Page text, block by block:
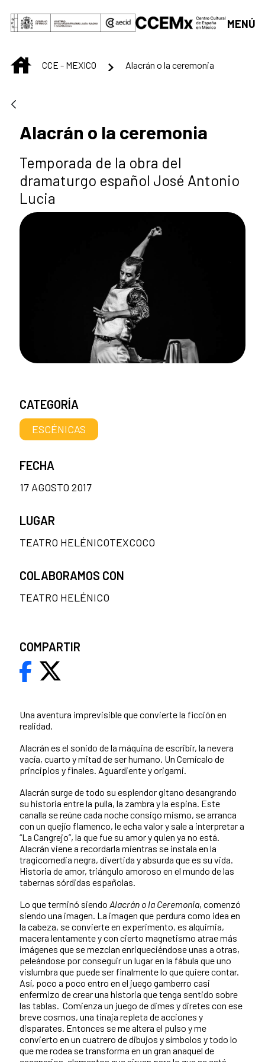
Saltar al contenido principal
MENÚ
INICIOCCE - MEXICO Alacrán o la ceremonia
Alacrán o la ceremonia
Temporada de la obra del
dramaturgo español José Antonio
Lucia
Una aventura imprevisible que convierte la ficción en
realidad.
Alacrán es el sonido de la máquina de escribir, la nevera
vacía, cuarto y mitad de ser humano. Un Cernícalo de
principios y finales. Aguardiente y origami.
Alacrán surge de todo su esplendor gitano desangrando
su historia entre la pulla, la zambra y la espina. Este
canalla se reúne cada noche consigo mismo, se arranca
con un quejío flamenco, le echa valor y sale a interpretar a
“La Cangrejo”, la que fue su amor y quien ya no está.
Alacrán viene a recordarla mientras se instala en la
tragicomedia negra, divertida y absurda que es su vida.
Historia de amor, triángulo amoroso en el mundo de las
tabernas sórdidas españolas.
Lo que terminó siendo Alacrán o la Ceremonia, comenzó
siendo una imagen. La imagen que perdura como idea en
la cabeza, se convierte en experimento, es alquimia,
macera lentamente y con cierto magnetismo atrae más
imágenes que se mezclan enriqueciéndose unas a otras,
peleándose por conseguir un lugar en la fábula que uno
vislumbra que puede ser finalmente lo que quiere contar.
Así, poco a poco entro en el juego gamberro casi
enfermizo de crear una historia que tenga sentido sobre
las tablas. Comienza un juego de dimes y diretes con ese
breve cosmos, una tinaja repleta de acciones y
disparates. Entonces se me altera el pulso y me
convierto en un cuatrero de dibujos y símbolos y todo lo
que me rodea se transforma en un gran anaquel de
CATEGORÍA
ESCÉNICAS
FECHA
17 AGOSTO 2017
LUGAR
TEATRO HELÉNICOTEXCOCO
COLABORAMOS CON
TEATRO HELÉNICO
COMPARTIR